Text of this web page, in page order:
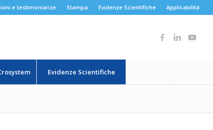
e testimonianze Stampa Evidenze Scientifiche Applicabilità
Evidenze Scientifiche